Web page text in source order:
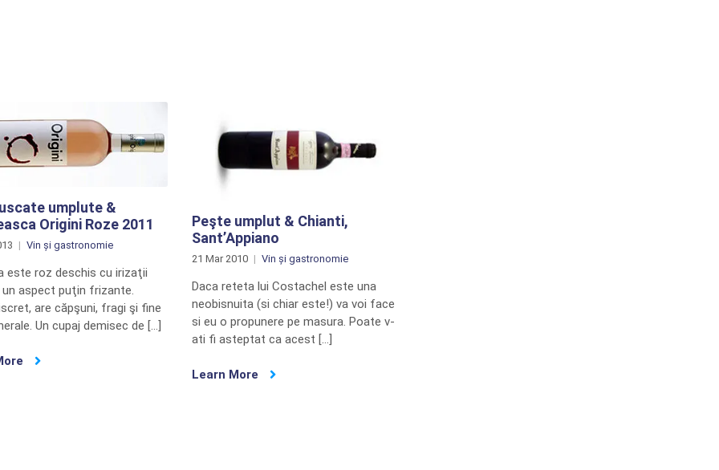
umplute &
Origini Roze 2011
Vin și gastronomie
este roz deschis cu irizaţii
un aspect puţin frizante.
are căpşuni, fragi şi fine
Un cupaj demisec de […]
Peşte umplut & Chianti,
Sant’Appiano
21 Mar 2010 Vin și gastronomie
Daca reteta lui Costachel este una
neobisnuita (si chiar este!) va voi face
si eu o propunere pe masura. Poate v-
ati fi asteptat ca acest […]
Learn More